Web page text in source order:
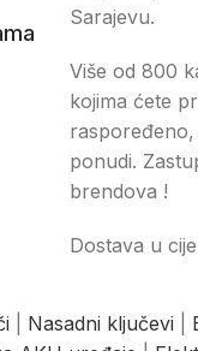
Sarajevu.
Više od 800
kojima ćete
ponudi.
brendova !
Dostava u
Nasadni ključevi